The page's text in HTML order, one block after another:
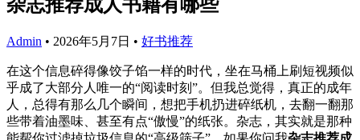
杂志推荐成人书籍有哪些
Admin • 2026年5月7日 • 好书推荐
在这个信息碎得像饺子馅一样的时代，坐在马桶上刷短视频似
乎成了大部分人唯一的“阅读时刻”。但我总觉得，真正的成年
人，总得有那么几个瞬间，想把手机扔进碎纸机，去翻一翻那
些带着油墨味、甚至有点“傲慢”的纸张。杂志，其实就是那种